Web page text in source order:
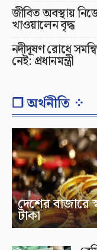
জীবিত অবস্থায়
খাওয়ালেন বৃদ্ধ
নদীদূষণ রোধে
নেই: প্রধানমন্ত্রী
❐ অর্থনীতি ⁘
দেশের বাজারে
টাকা